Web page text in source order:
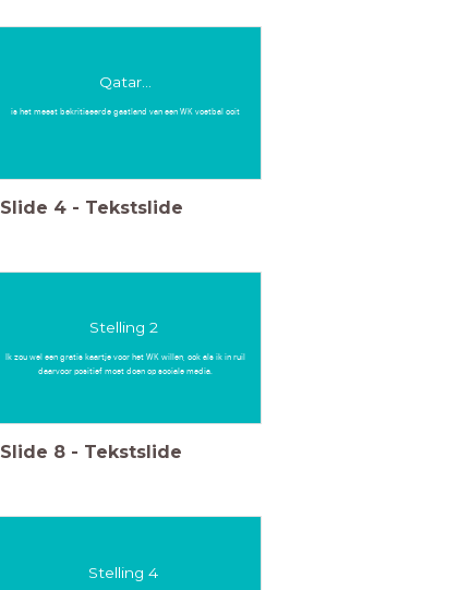
Qatar...
is het meest bekritiseerde gastland van een WK voetbal ooit
Slide 4 - Tekstslide
Stelling 2
Ik zou wel een gratis kaartje voor het WK willen, ook als ik in ruil
daarvoor positief moet doen op sociale media.
Slide 8 - Tekstslide
Stelling 4